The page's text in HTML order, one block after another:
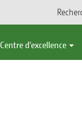
Centre d'excellence